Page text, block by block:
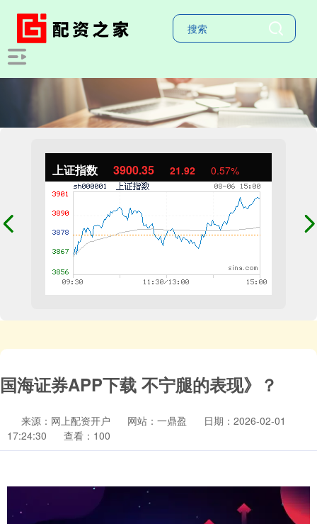
上证指数 3900.35 21.92 0.57%
国海证券APP下载 不宁腿的表现》？
来源：网上配资开户 网站：一鼎盈
日期：2026-02-01
17:24:30
查看：100